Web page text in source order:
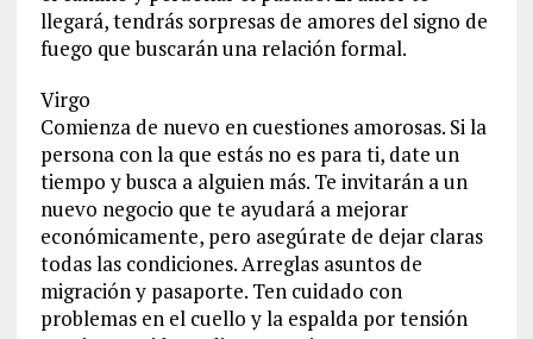
llegará, tendrás sorpresas de amores del signo de
fuego que buscarán una relación formal.
Virgo
Comienza de nuevo en cuestiones amorosas. Si la
persona con la que estás no es para ti, date un
tiempo y busca a alguien más. Te invitarán a un
nuevo negocio que te ayudará a mejorar
económicamente, pero asegúrate de dejar claras
todas las condiciones. Arreglas asuntos de
migración y pasaporte. Ten cuidado con
problemas en el cuello y la espalda por tensión